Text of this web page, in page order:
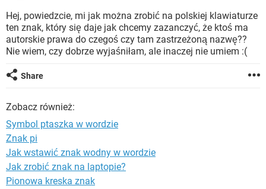
WINDOWS 10
INSTAGRAM FACEBOOK
WINDOWS 10
GRY WHATSAPP
SPOTIFY NETFLIX
INSTAGRAM FACEBOOK
WINDOWS 10
Hej, powiedzcie, mi jak można zrobić na polskiej klawiaturze
ten znak, który się daje jak chcemy zazanczyć, że ktoś ma
autorskie prawa do czegoś czy tam zastrzeżoną nazwę??
Nie wiem, czy dobrze wyjaśniłam, ale inaczej nie umiem :(
Share
Zobacz również:
Symbol ptaszka w wordzie
Znak pi
Jak wstawić znak wodny w wordzie
Jak zrobić znak na laptopie?
Pionowa kreska znak